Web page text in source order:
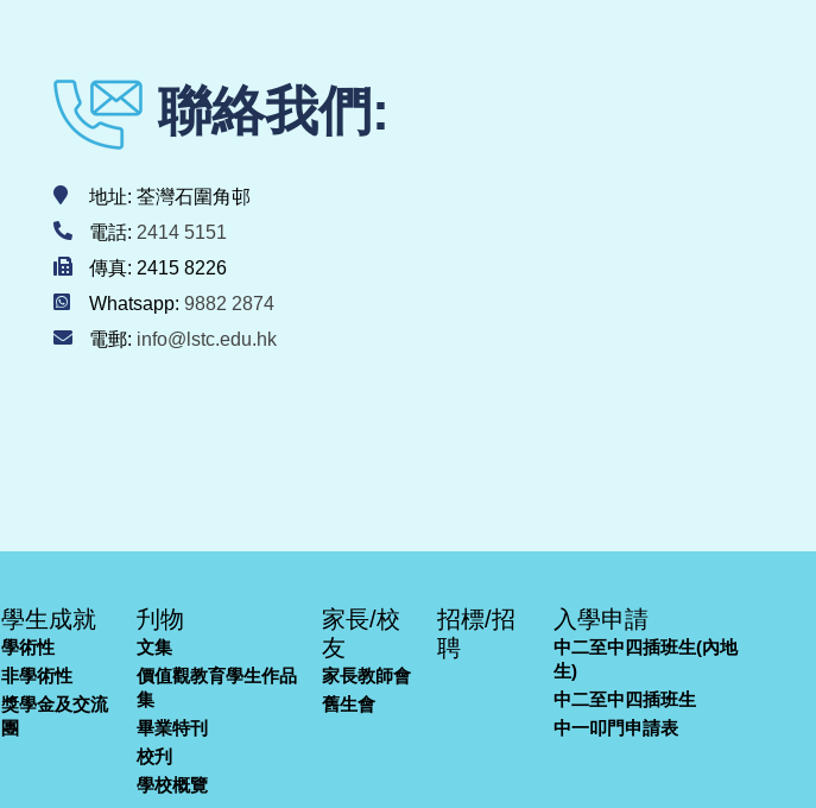
聯絡我們:
地址: 荃灣石圍角邨
電話: 2414 5151
傳真: 2415 8226
Whatsapp: 9882 2874
電郵: info@lstc.edu.hk
學生成就
學術性
非學術性
獎學金及交流
團
刋物
文集
價值觀教育學生作品
集
畢業特刊
校刋
學校概覽
家長/校
友
家長教師會
舊生會
招標/招
聘
入學申請
中二至中四插班生(內地
生)
中二至中四插班生
中一叩門申請表